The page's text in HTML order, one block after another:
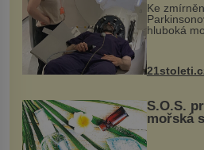
Ke
hluboká
však
zákrok.
k
S.O.S.
mořská